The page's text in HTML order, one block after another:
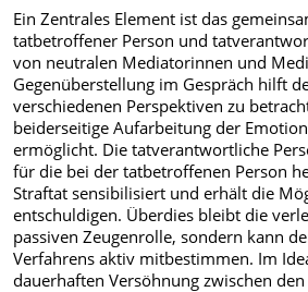
Ein Zentrales Element ist das
tatbetroffener Person und
von neutralen Mediatorinnen und
Gegenüberstellung im Gespräch hilft
verschiedenen Perspektiven zu
beiderseitige Aufarbeitung der
ermöglicht. Die tatverantwortliche
für die bei der tatbetroffenen Person
Straftat sensibilisiert und erhält die
entschuldigen. Überdies bleibt die
passiven Zeugenrolle, sondern kann
Verfahrens aktiv mitbestimmen. Im
dauerhaften Versöhnung zwischen